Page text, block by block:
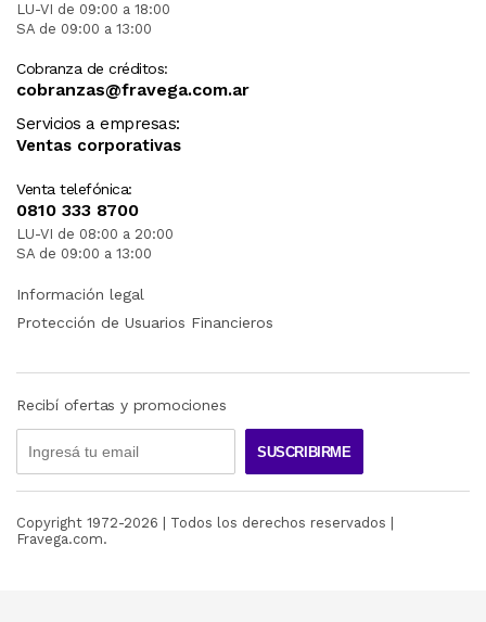
LU-VI de 09:00 a 18:00
SA de 09:00 a 13:00
Cobranza de créditos:
cobranzas@fravega.com.ar
Servicios a empresas:
Ventas corporativas
Venta telefónica:
0810 333 8700
LU-VI de 08:00 a 20:00
SA de 09:00 a 13:00
Información legal
Protección de Usuarios Financieros
Recibí ofertas y promociones
SUSCRIBIRME
Copyright 1972-2026 | Todos los derechos reservados |
Fravega.com.